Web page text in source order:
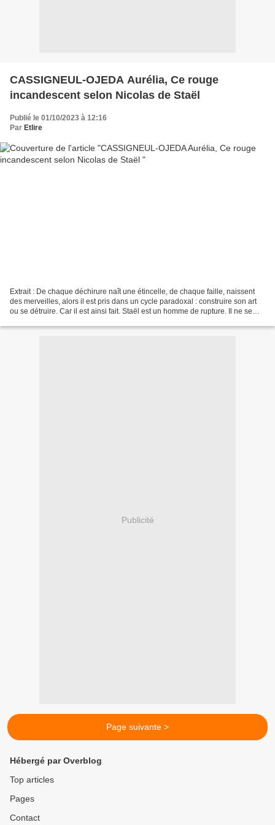
CASSIGNEUL-OJEDA Aurélia, Ce rouge
incandescent selon Nicolas de Staël
Publié le 01/10/2023 à 12:16
Par Etlire
Extrait : De chaque déchirure naît une étincelle, de chaque faille, naissent
des merveilles, alors il est pris dans un cycle paradoxal : construire son art
ou se détruire. Car il est ainsi fait. Staël est un homme de rupture. Il ne se
Publicité
Page suivante >
Hébergé par Overblog
Top articles
Pages
Contact